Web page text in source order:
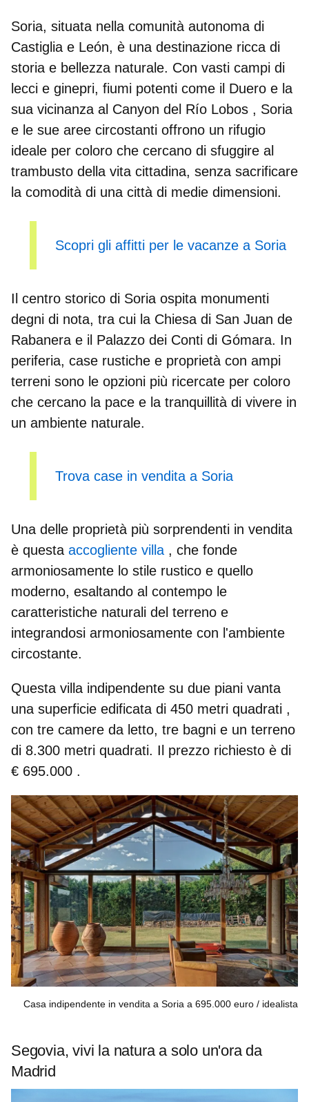
Soria, situata nella comunità autonoma di
Castiglia e León, è una destinazione ricca di
storia e bellezza naturale. Con vasti campi di
lecci e ginepri, fiumi potenti come il Duero e la
sua vicinanza al Canyon del Río Lobos , Soria
e le sue aree circostanti offrono un rifugio
ideale per coloro che cercano di sfuggire al
trambusto della vita cittadina, senza sacrificare
la comodità di una città di medie dimensioni.
Scopri gli affitti per le vacanze a Soria
Il centro storico di Soria ospita monumenti
degni di nota, tra cui la Chiesa di San Juan de
Rabanera e il Palazzo dei Conti di Gómara. In
periferia, case rustiche e proprietà con ampi
terreni sono le opzioni più ricercate per coloro
che cercano la pace e la tranquillità di vivere in
un ambiente naturale.
Trova case in vendita a Soria
Una delle proprietà più sorprendenti in vendita
è questa accogliente villa , che fonde
armoniosamente lo stile rustico e quello
moderno, esaltando al contempo le
caratteristiche naturali del terreno e
integrandosi armoniosamente con l'ambiente
circostante.
Questa villa indipendente su due piani vanta
una superficie edificata di 450 metri quadrati ,
con tre camere da letto, tre bagni e un terreno
di 8.300 metri quadrati. Il prezzo richiesto è di
€ 695.000 .
Casa indipendente in vendita a Soria a 695.000 euro idealista
Segovia, vivi la natura a solo un'ora da
Madrid